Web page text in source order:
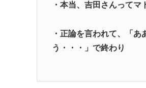
・本当、吉田さんってマ
・正論を言われて、「あ
う・・・」で終わり